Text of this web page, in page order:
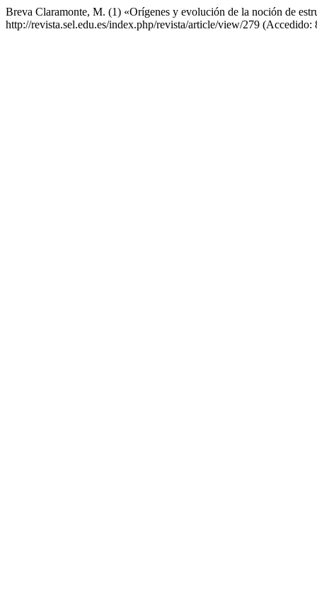
Breva Claramonte, M. (1) «Orígenes y evolución de la noción de
http://revista.sel.edu.es/index.php/revista/article/view/279 (Accedido: